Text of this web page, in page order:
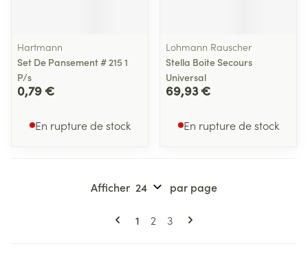
Hartmann
Set De Pansement # 215 1
P/s
0,79 €
En rupture de stock
Lohmann Rauscher
Stella Boite Secours
Universal
69,93 €
En rupture de stock
Pages
Vous lisez actuellement la page
1 Page
2 Page
3
Afficher par page